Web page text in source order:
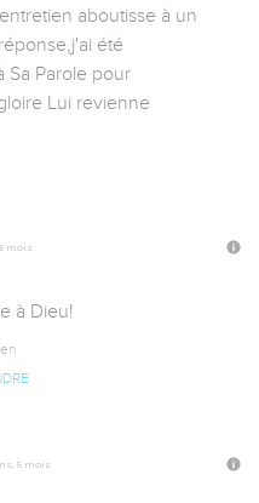
aboutisse à un
été
Sa Parole pour
Lui revienne
mois
à Dieu!
5 mois